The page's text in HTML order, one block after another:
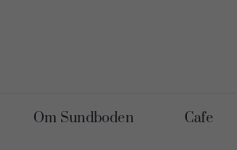
Om Sundboden Cafe